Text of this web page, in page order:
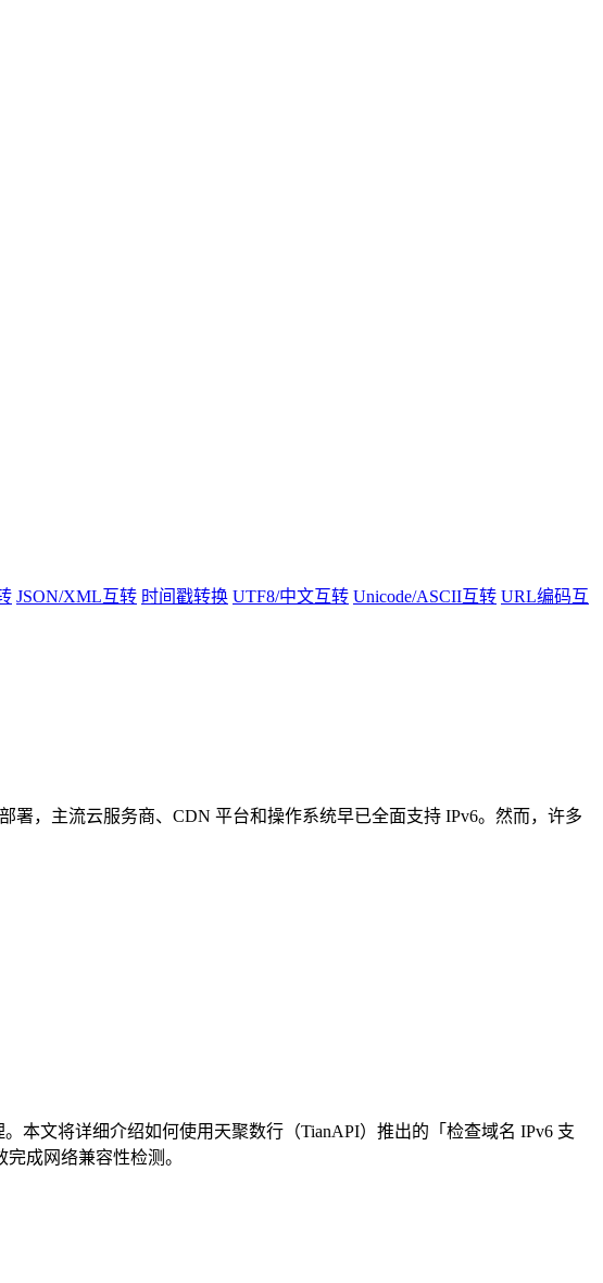
JSON/XML互转 时间戳转换 UTF8/中文互转 Unicode/ASCII互转 URL编码互
署，主流云服务商、CDN 平台和操作系统早已全面支持 IPv6。然而，许多
本文将详细介绍如何使用天聚数行（TianAPI）推出的「检查域名 IPv6 支
成网络兼容性检测。